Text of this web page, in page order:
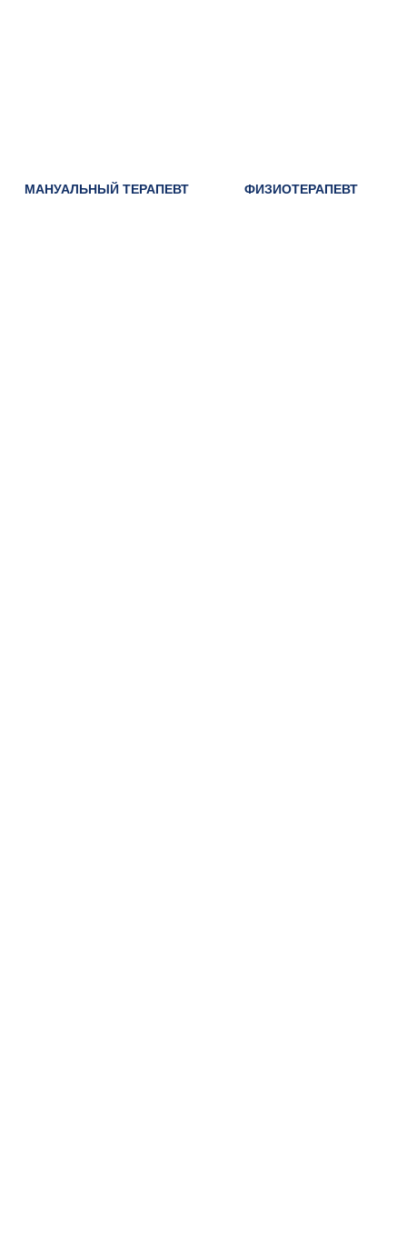
МАНУАЛЬНЫЙ ТЕРАПЕВТ ФИЗИОТЕРАПЕВТ